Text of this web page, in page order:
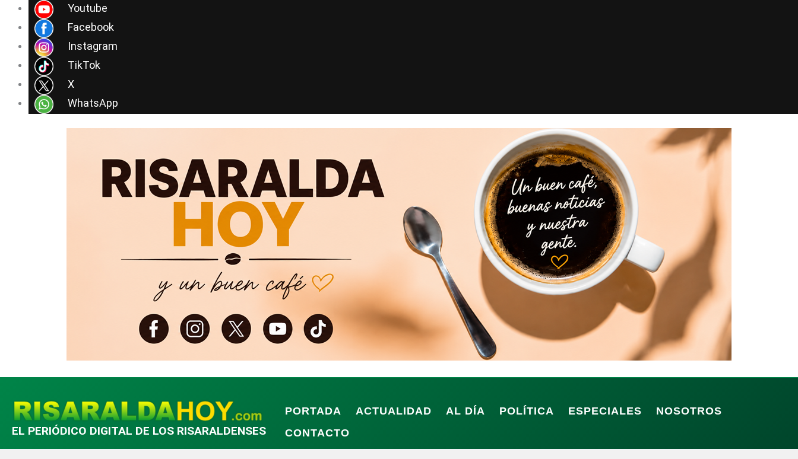
Youtube
Facebook
Instagram
TikTok
X
WhatsApp
contenido
EL PERIÓDICO DIGITAL DE LOS RISARALDENSES
PORTADA ACTUALIDAD AL DÍA POLÍTICA ESPECIALES
NOSOTROS
CONTACTO